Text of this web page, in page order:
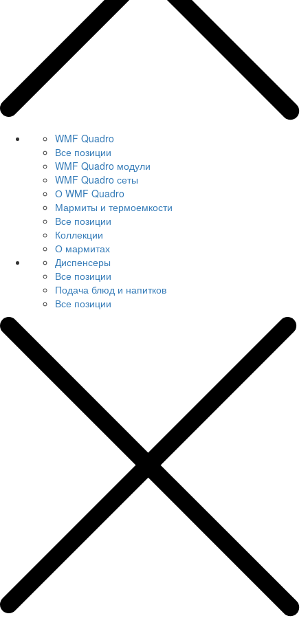
WMF Quadro
Все позиции
WMF Quadro модули
WMF Quadro сеты
О WMF Quadro
Мармиты и термоемкости
Все позиции
Коллекции
О мармитах
Диспенсеры
Все позиции
Подача блюд и напитков
Все позиции